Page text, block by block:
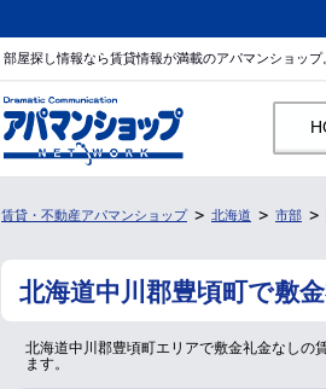
部屋探し情報なら賃貸情報が満載のアパマンショッ
賃貸・不動産アパマンショップ 北海道 市部
北海道中川郡豊頃町で敷
北海道中川郡豊頃町エリアで敷金礼金なしの
ます。